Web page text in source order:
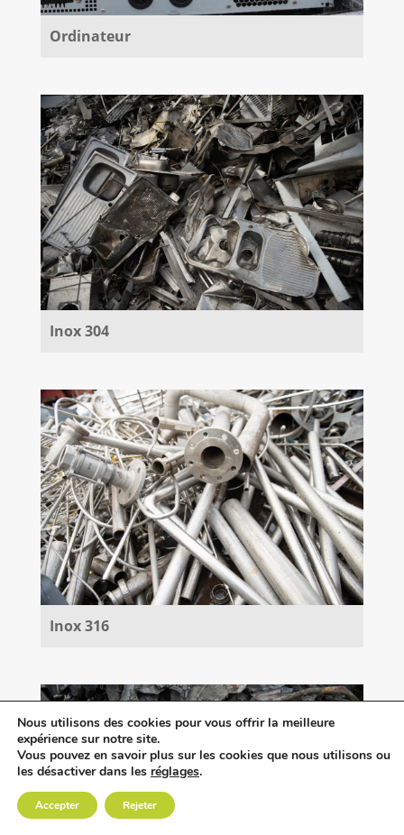
Ordinateur
Inox 304
Inox 316
Nous utilisons des cookies pour vous offrir la meilleure
expérience sur notre site.
Vous pouvez en savoir plus sur les cookies que nous utilisons ou
les désactiver dans les réglages.
Accepter Rejeter